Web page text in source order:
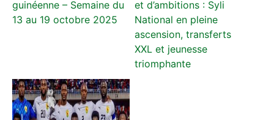
guinéenne – Semaine du
13 au 19 octobre 2025
et d’ambitions : Syli
National en pleine
ascension, transferts
XXL et jeunesse
triomphante